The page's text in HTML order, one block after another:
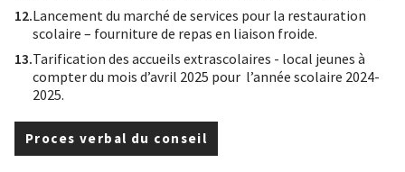
Lancement du marché de services pour la restauration
scolaire – fourniture de repas en liaison froide.
Tarification des accueils extrascolaires - local jeunes à
compter du mois d’avril 2025 pour l’année scolaire 2024-
2025.
Proces verbal du conseil